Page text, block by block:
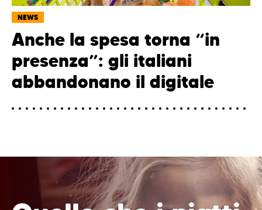
NEWS
Anche la spesa torna “in
presenza”: gli italiani
abbandonano il digitale